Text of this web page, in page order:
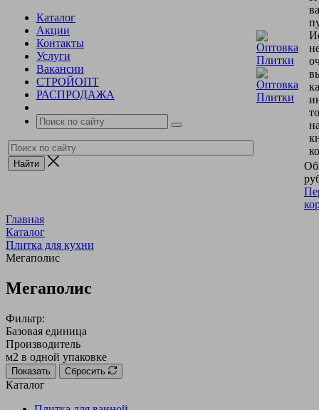
Каталог
Акции
Контакты
Услуги
Вакансии
СТРОЙОПТ
РАСПРОДАЖА
Главная
Каталог
Плитка для кухни
Мегаполис
Мегаполис
Фильтр:
Базовая единица
Производитель
м2 в одной упаковке
Показать Сбросить
Каталог